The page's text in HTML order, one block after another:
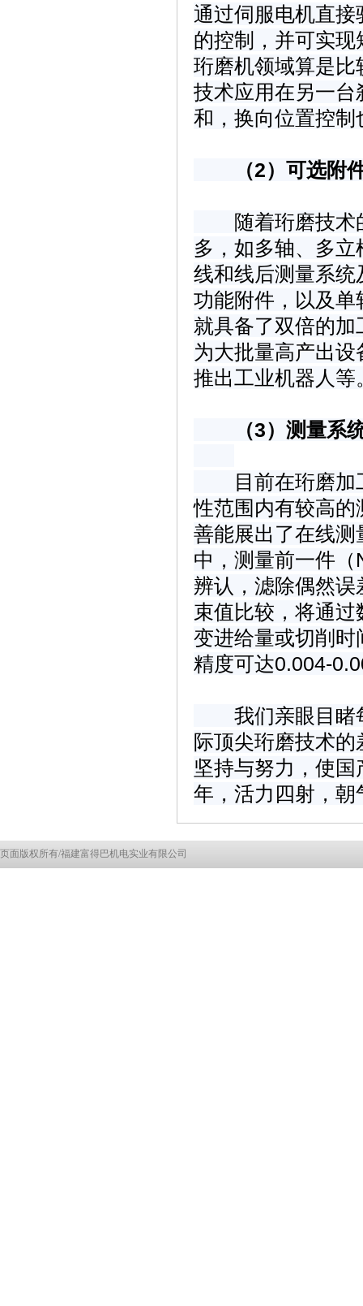
通过伺服电机直
的控制，并可实
珩磨机领域算是
技术应用在另一
和，换向位置控制
（2）可选附
随着珩磨技术的
多，如多轴、多
线和线后测量系
功能附件，以及
就具备了双倍的
为大批量高产出
推出工业机器人等
（3）测量系
目前在珩磨加工
性范围内有较高
善能展出了在线
中，测量前一件
辨认，滤除偶然
束值比较，将通
变进给量或切削
精度可达0.004-
我们亲眼目睹每
际顶尖珩磨技术
坚持与努力，使
年，活力四射，朝
页面版权所有/福建富得巴机电实业有限公司